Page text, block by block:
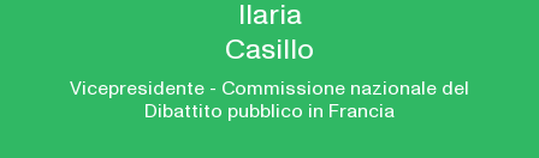
Ilaria
Casillo
Vicepresidente - Commissione nazionale del
Dibattito pubblico in Francia